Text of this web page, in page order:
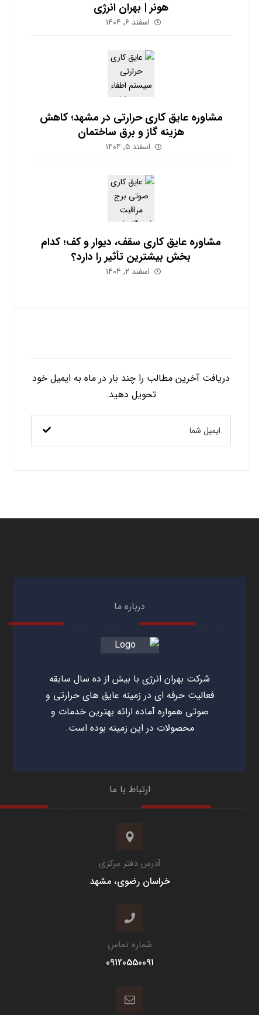
هونر | بهران انرژی
اسفند ۶, ۱۴۰۴
مشاوره عایق کاری حرارتی در مشهد؛ کاهش
هزینه گاز و برق ساختمان
اسفند ۵, ۱۴۰۴
مشاوره عایق کاری سقف، دیوار و کف؛ کدام
بخش بیشترین تأثیر را دارد؟
اسفند ۲, ۱۴۰۴
دریافت آخرین مطالب را چند بار در ماه به ایمیل خود
تحویل دهید.
درباره ما
شرکت بهران انرژی با بیش از ده سال سابقه
فعالیت حرفه ای در زمینه عایق های حرارتی و
صوتی همواره آماده ارائه بهترین خدمات و
محصولات در این زمینه بوده است.
ارتباط با ما
آدرس دفتر مرکزی
خراسان رضوی، مشهد
شماره تماس
09120550091